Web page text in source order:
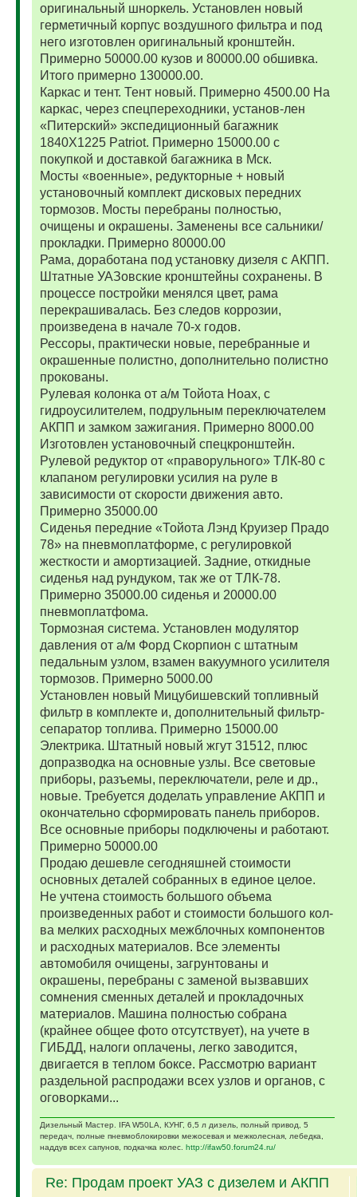
оригинальный шноркель. Установлен новый
герметичный корпус воздушного фильтра и под
него изготовлен оригинальный кронштейн.
Примерно 50000.00 кузов и 80000.00 обшивка.
Итого примерно 130000.00.
Каркас и тент. Тент новый. Примерно 4500.00 На
каркас, через спецпереходники, установ-лен
«Питерский» экспедиционный багажник
1840Х1225 Patriot. Примерно 15000.00 с
покупкой и доставкой багажника в Мск.
Мосты «военные», редукторные + новый
установочный комплект дисковых передних
тормозов. Мосты перебраны полностью,
очищены и окрашены. Заменены все сальники/
прокладки. Примерно 80000.00
Рама, доработана под установку дизеля с АКПП.
Штатные УАЗовские кронштейны сохранены. В
процессе постройки менялся цвет, рама
перекрашивалась. Без следов коррозии,
произведена в начале 70-х годов.
Рессоры, практически новые, перебранные и
окрашенные полистно, дополнительно полистно
прокованы.
Рулевая колонка от а/м Тойота Ноах, с
гидроусилителем, подрульным переключателем
АКПП и замком зажигания. Примерно 8000.00
Изготовлен установочный спецкронштейн.
Рулевой редуктор от «праворульного» ТЛК-80 с
клапаном регулировки усилия на руле в
зависимости от скорости движения авто.
Примерно 35000.00
Сиденья передние «Тойота Лэнд Круизер Прадо
78» на пневмоплатформе, с регулировкой
жесткости и амортизацией. Задние, откидные
сиденья над рундуком, так же от ТЛК-78.
Примерно 35000.00 сиденья и 20000.00
пневмоплатфома.
Тормозная система. Установлен модулятор
давления от а/м Форд Скорпион с штатным
педальным узлом, взамен вакуумного усилителя
тормозов. Примерно 5000.00
Установлен новый Мицубишевский топливный
фильтр в комплекте и, дополнительный фильтр-
сепаратор топлива. Примерно 15000.00
Электрика. Штатный новый жгут 31512, плюс
допразводка на основные узлы. Все световые
приборы, разъемы, переключатели, реле и др.,
новые. Требуется доделать управление АКПП и
окончательно сформировать панель приборов.
Все основные приборы подключены и работают.
Примерно 50000.00
Продаю дешевле сегодняшней стоимости
основных деталей собранных в единое целое.
Не учтена стоимость большого объема
произведенных работ и стоимости большого кол-
ва мелких расходных межблочных компонентов
и расходных материалов. Все элементы
автомобиля очищены, загрунтованы и
окрашены, перебраны с заменой вызвавших
сомнения сменных деталей и прокладочных
материалов. Машина полностью собрана
(крайнее общее фото отсутствует), на учете в
ГИБДД, налоги оплачены, легко заводится,
двигается в теплом боксе. Рассмотрю вариант
раздельной распродажи всех узлов и органов, с
оговорками...
Дизельный Мастер. IFA W50LA, КУНГ, 6,5 л дизель, полный привод, 5
передач, полные пневмоблокировки межосевая и межколесная, лебедка,
наддув всех сапунов, подкачка колес. http://ifaw50.forum24.ru/
Re: Продам проект УАЗ с дизелем и АКПП